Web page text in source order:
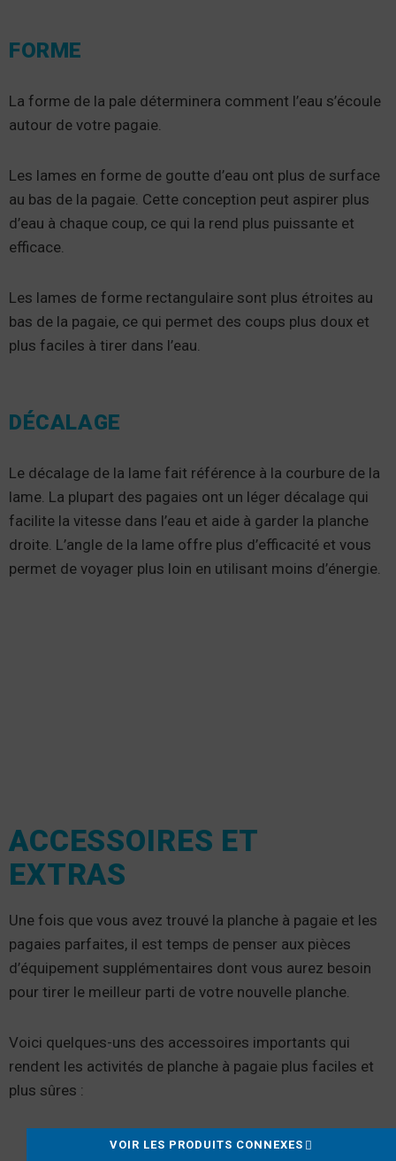
FORME
La forme de la pale déterminera comment l’eau s’écoule
autour de votre pagaie.
Les lames en forme de goutte d’eau ont plus de surface
au bas de la pagaie. Cette conception peut aspirer plus
d’eau à chaque coup, ce qui la rend plus puissante et
efficace.
Les lames de forme rectangulaire sont plus étroites au
bas de la pagaie, ce qui permet des coups plus doux et
plus faciles à tirer dans l’eau.
DÉCALAGE
Le décalage de la lame fait référence à la courbure de la
lame. La plupart des pagaies ont un léger décalage qui
facilite la vitesse dans l’eau et aide à garder la planche
droite. L’angle de la lame offre plus d’efficacité et vous
permet de voyager plus loin en utilisant moins d’énergie.
ACCESSOIRES ET
EXTRAS
Une fois que vous avez trouvé la planche à pagaie et les
pagaies parfaites, il est temps de penser aux pièces
d’équipement supplémentaires dont vous aurez besoin
pour tirer le meilleur parti de votre nouvelle planche.
Voici quelques-uns des accessoires importants qui
rendent les activités de planche à pagaie plus faciles et
plus sûres :
Supports de fixation :De nombreuses planches
VOIR LES PRODUITS CONNEXES